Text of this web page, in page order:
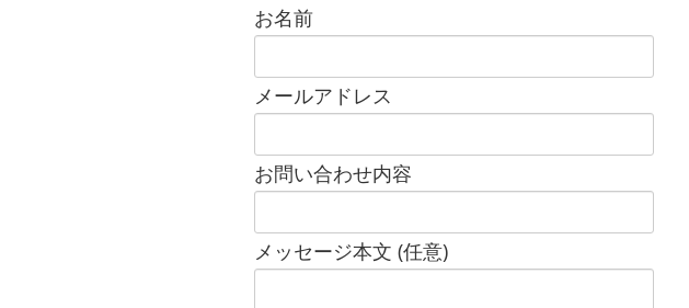
お名前
メールアドレス
お問い合わせ内容
メッセージ本文 (任意)